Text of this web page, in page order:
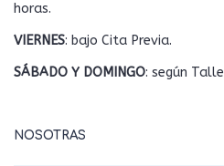
horas.
VIERNES: bajo Cita Previa.
SÁBADO Y DOMINGO: según
NOSOTRAS